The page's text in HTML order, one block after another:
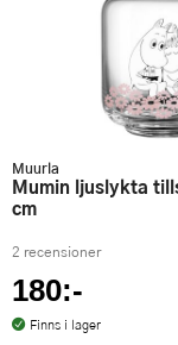
Muurla
Mumin ljuslykta tillsammans 10
cm
2 recensioner
180:-
Finns i lager